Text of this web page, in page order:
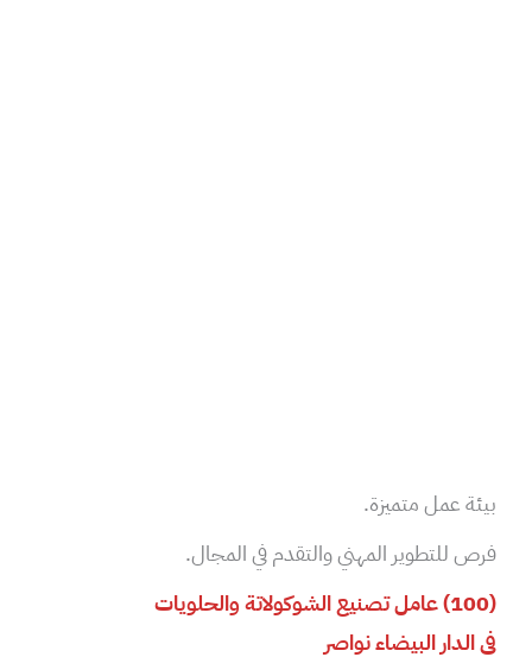
بيئة عمل متميزة.
فرص للتطوير المهني والتقدم في المجال.
(100) عامل تصنيع الشوكولاتة والحلويات
في الدار البيضاء نواصر